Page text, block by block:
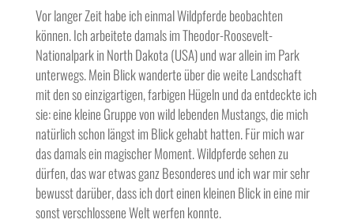
Vor langer Zeit habe ich einmal Wildpferde beobachten
können. Ich arbeitete damals im Theodor-Roosevelt-
Nationalpark in North Dakota (USA) und war allein im Park
unterwegs. Mein Blick wanderte über die weite Landschaft
mit den so einzigartigen, farbigen Hügeln und da entdeckte ich
sie: eine kleine Gruppe von wild lebenden Mustangs, die mich
natürlich schon längst im Blick gehabt hatten. Für mich war
das damals ein magischer Moment. Wildpferde sehen zu
dürfen, das war etwas ganz Besonderes und ich war mir sehr
bewusst darüber, dass ich dort einen kleinen Blick in eine mir
sonst verschlossene Welt werfen konnte.